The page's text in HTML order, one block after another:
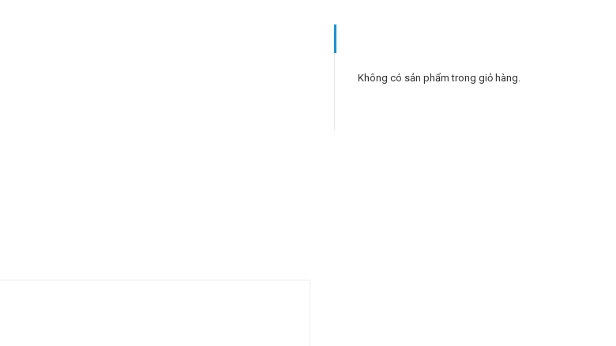
Không có sản phẩm trong giỏ hàng.